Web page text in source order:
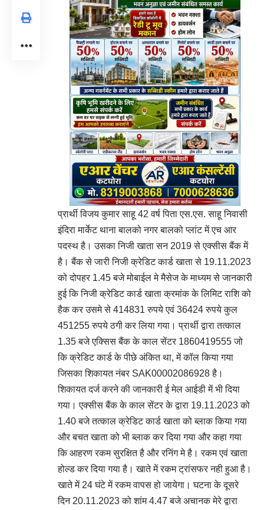
प्रार्थी विजय कुमार साहू 42 वर्ष पिता एस.एस. साहू निवासी
इंदिरा मार्केट थाना बालको नगर बालको प्लांट में एच आर
पदस्थ है। उसका निजी खाता सन 2019 से एक्सीस बैंक में
है। बैंक से जारी निजी क्रेडिट कार्ड खाता से 19.11.2023
को दोपहर 1.45 बजे मोबाईल मे मैसेज के माध्यम से जानकारी
हुई कि निजी क्रेडिट कार्ड खाता क्रमांक के लिमिट राशि को
हैक कर उसमे से 414831 रुपये एवं 36424 रुपये कुल
451255 रुपये ठगी कर लिया गया। प्रार्थी द्वारा तत्काल
1.35 बजे एक्सिस बैंक के काल सेंटर 1860419555 जो
कि क्रेडिट कार्ड के पीछे अंकित था, में कॉल किया गया
जिसका शिकायत नंबर SAK00002086928 है।
शिकायत दर्ज करने की जानकारी ई मेल आईडी में भी दिया
गया। एक्सीस बैंक के काल सेंटर के द्वारा 19.11.2023 को
1.40 बजे तत्काल क्रेडिट कार्ड खाता को ब्लाक किया गया
और बचत खाता को भी ब्लाक कर दिया गया और कहा गया
कि आहरण रकम सुरक्षित है और रनिंग मे है। रकम एवं खाता
होल्ड कर दिया गया है। खाते में रकम ट्रांसफर नही हुआ है।
खाते में 24 घंटे में रकम वापस हो जायेगा। घटना के दूसरे
दिन 20.11.2023 को शांम 4.47 बजे अचानक मेरे द्वारा